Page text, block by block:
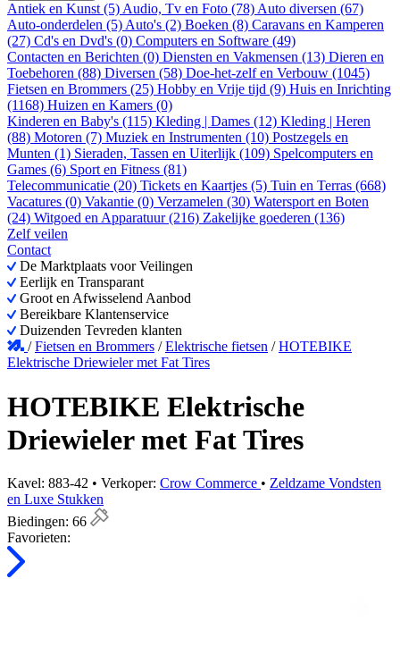
Antiek en Kunst (5) Audio, Tv en Foto (78) Auto diversen (67)
Auto-onderdelen (5) Auto's (2) Boeken (8) Caravans en Kamperen
(27) Cd's en Dvd's (0) Computers en Software (49)
Contacten en Berichten (0) Diensten en Vakmensen (13) Dieren en
Toebehoren (88) Diversen (58) Doe-het-zelf en Verbouw (1045)
Fietsen en Brommers (25) Hobby en Vrije tijd (9) Huis en Inrichting
(1168) Huizen en Kamers (0)
Kinderen en Baby's (115) Kleding | Dames (12) Kleding | Heren
(88) Motoren (7) Muziek en Instrumenten (10) Postzegels en
Munten (1) Sieraden, Tassen en Uiterlijk (109) Spelcomputers en
Games (6) Sport en Fitness (81)
Telecommunicatie (20) Tickets en Kaartjes (5) Tuin en Terras (668)
Vacatures (0) Vakantie (0) Verzamelen (30) Watersport en Boten
(24) Witgoed en Apparatuur (216) Zakelijke goederen (136)
Zelf veilen
Contact
De Marktplaats voor Veilingen
Eerlijk en Transparant
Groot en Afwisselend Aanbod
Bereikbare Klantenservice
Duizenden Tevreden klanten
/Fietsen en Brommers /Elektrische fietsen /HOTEBIKE
Elektrische Driewieler met Fat Tires
HOTEBIKE Elektrische
Driewieler met Fat Tires
Kavel: 883-42 • Verkoper: Crow Commerce • Zeldzame Vondsten
en Luxe Stukken
Biedingen: 66
Favorieten: